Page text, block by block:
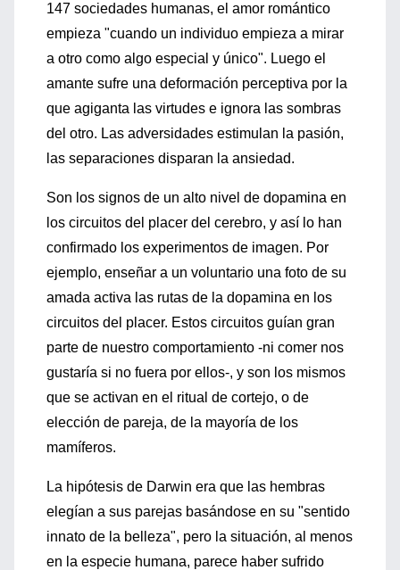
147 sociedades humanas, el amor romántico
empieza "cuando un individuo empieza a mirar
a otro como algo especial y único". Luego el
amante sufre una deformación perceptiva por la
que agiganta las virtudes e ignora las sombras
del otro. Las adversidades estimulan la pasión,
las separaciones disparan la ansiedad.
Son los signos de un alto nivel de dopamina en
los circuitos del placer del cerebro, y así lo han
confirmado los experimentos de imagen. Por
ejemplo, enseñar a un voluntario una foto de su
amada activa las rutas de la dopamina en los
circuitos del placer. Estos circuitos guían gran
parte de nuestro comportamiento -ni comer nos
gustaría si no fuera por ellos-, y son los mismos
que se activan en el ritual de cortejo, o de
elección de pareja, de la mayoría de los
mamíferos.
La hipótesis de Darwin era que las hembras
elegían a sus parejas basándose en su "sentido
innato de la belleza", pero la situación, al menos
en la especie humana, parece haber sufrido